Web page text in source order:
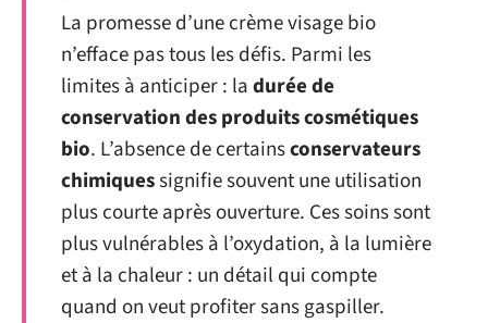
La promesse d’une crème visage bio
n’efface pas tous les défis. Parmi les
limites à anticiper : ladurée de
conservation des produits cosmétiques
bio. L’absence de certainsconservateurs
chimiquessignifie souvent une utilisation
plus courte après ouverture. Ces soins sont
plus vulnérables à l’oxydation, à la lumière
et à la chaleur : un détail qui compte
quand on veut profiter sans gaspiller.